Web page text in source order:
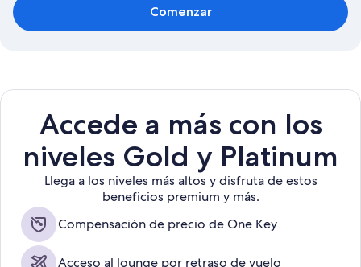
Comenzar
Accede a más con los
niveles Gold y Platinum
Llega a los niveles más altos y disfruta de estos
beneficios premium y más.
Compensación de precio de One Key
Acceso al lounge por retraso de vuelo